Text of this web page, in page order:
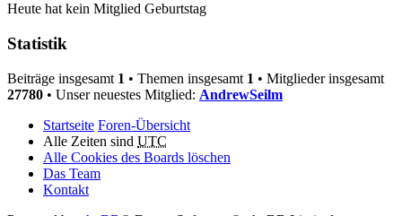
Heute hat kein Mitglied Geburtstag
Statistik
Beiträge insgesamt 1 • Themen insgesamt 1 • Mitglieder insgesamt
27780 • Unser neuestes Mitglied: AndrewSeilm
Startseite Foren-Übersicht
Alle Zeiten sind UTC
Alle Cookies des Boards löschen
Das Team
Kontakt